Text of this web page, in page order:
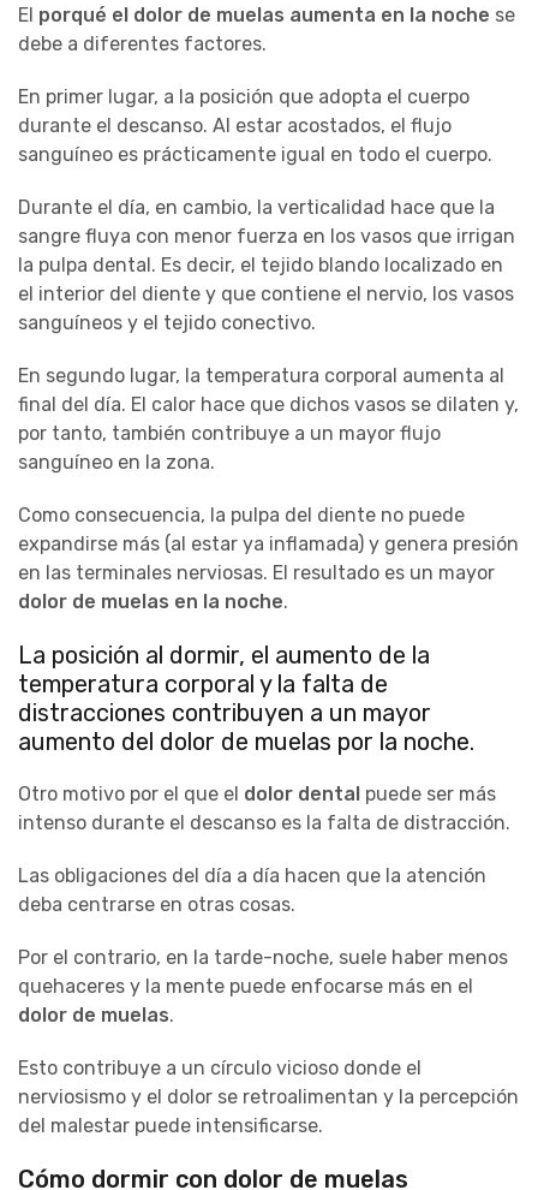
El porqué el dolor de muelas aumenta en la noche se
debe a diferentes factores.
En primer lugar, a la posición que adopta el cuerpo
durante el descanso. Al estar acostados, el flujo
sanguíneo es prácticamente igual en todo el cuerpo.
Durante el día, en cambio, la verticalidad hace que la
sangre fluya con menor fuerza en los vasos que irrigan
la pulpa dental. Es decir, el tejido blando localizado en
el interior del diente y que contiene el nervio, los vasos
sanguíneos y el tejido conectivo.
En segundo lugar, la temperatura corporal aumenta al
final del día. El calor hace que dichos vasos se dilaten y,
por tanto, también contribuye a un mayor flujo
sanguíneo en la zona.
Como consecuencia, la pulpa del diente no puede
expandirse más (al estar ya inflamada) y genera presión
en las terminales nerviosas. El resultado es un mayor
dolor de muelas en la noche.
La posición al dormir, el aumento de la
temperatura corporal y la falta de
distracciones contribuyen a un mayor
aumento del dolor de muelas por la noche.
Otro motivo por el que el dolor dental puede ser más
intenso durante el descanso es la falta de distracción.
Las obligaciones del día a día hacen que la atención
deba centrarse en otras cosas.
Por el contrario, en la tarde-noche, suele haber menos
quehaceres y la mente puede enfocarse más en el
dolor de muelas.
Esto contribuye a un círculo vicioso donde el
nerviosismo y el dolor se retroalimentan y la percepción
del malestar puede intensificarse.
Cómo dormir con dolor de muelas